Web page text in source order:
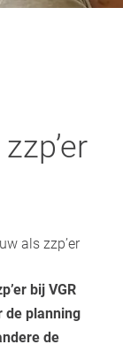
als zzp’er
bij VGR
de planning
de